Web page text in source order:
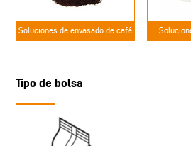
Soluciones de envasado de café
Tipo de bolsa